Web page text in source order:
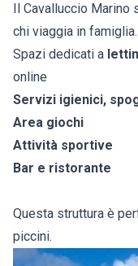
Il Cavalluccio
chi viaggia in
Spazi dedicati a
online
Servizi igienici,
Area giochi
Attività sportive
Bar e ristorante
Questa struttura è
piccini.